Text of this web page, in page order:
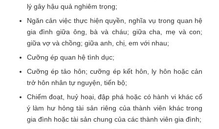
lý gây hậu quả nghiêm trọng;
Ngăn cản việc thực hiện quyền, nghĩa vụ trong quan hệ
gia đình giữa ông, bà và cháu; giữa cha, mẹ và con;
giữa vợ và chồng; giữa anh, chị, em với nhau;
Cưỡng ép quan hệ tình dục;
Cưỡng ép tảo hôn; cưỡng ép kết hôn, ly hôn hoặc cản
trở hôn nhân tự nguyện, tiến bộ;
Chiếm đoạt, huỷ hoại, đập phá hoặc có hành vi khác cố
ý làm hư hỏng tài sản riêng của thành viên khác trong
gia đình hoặc tài sản chung của các thành viên gia đình;